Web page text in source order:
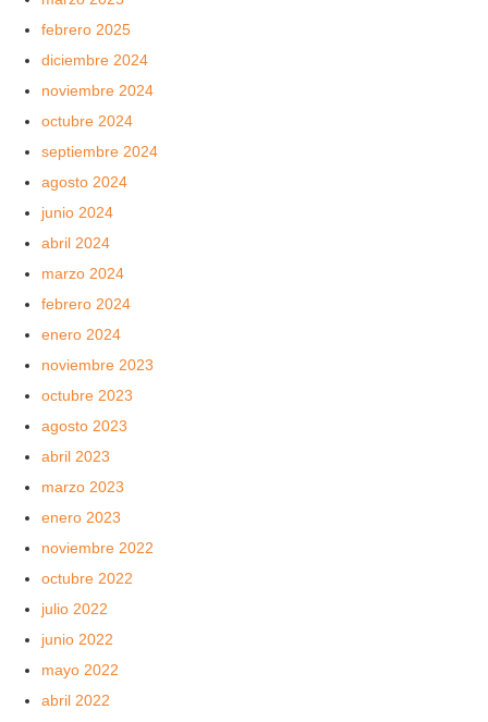
febrero 2025
diciembre 2024
noviembre 2024
octubre 2024
septiembre 2024
agosto 2024
junio 2024
abril 2024
marzo 2024
febrero 2024
enero 2024
noviembre 2023
octubre 2023
agosto 2023
abril 2023
marzo 2023
enero 2023
noviembre 2022
octubre 2022
julio 2022
junio 2022
mayo 2022
abril 2022